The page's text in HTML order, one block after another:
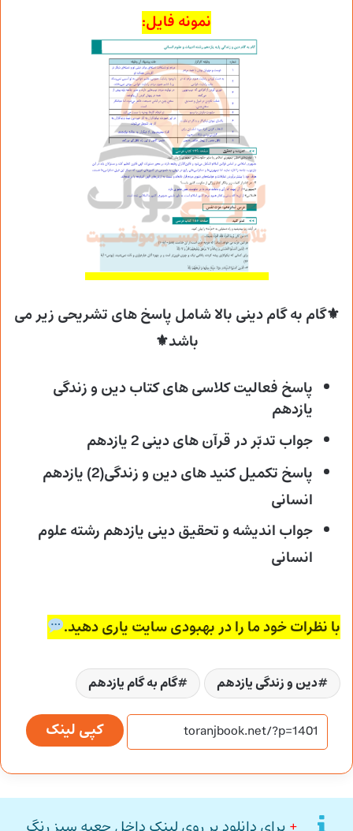
نمونه فایل:
⚜گام به گام دینی بالا شامل پاسخ های تشریحی زیر می
باشد⚜
پاسخ فعالیت کلاسی های کتاب دین و زندگی
یازدهم
جواب تدبّر در قرآن های دینی 2 یازدهم
پاسخ تکمیل کنید های دین و زندگی(2) یازدهم
انسانی
جواب اندیشه و تحقیق دینی یازدهم رشته علوم
انسانی
با نظرات خود ما را در بهبودی سایت یاری دهید.
دین و زندگی یازدهم گام به گام یازدهم
کپی لینک